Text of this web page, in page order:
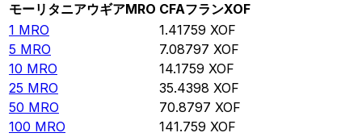
モーリタニアウギアMRO CFAフランXOF
1 MRO 1.41759 XOF
5 MRO 7.08797 XOF
10 MRO 14.1759 XOF
25 MRO 35.4398 XOF
50 MRO 70.8797 XOF
100 MRO 141.759 XOF